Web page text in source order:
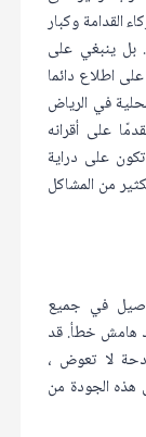
القدامة وكبار
بل ينبغي على
اطلاع دائما
في الرياض
على أقرانه
على دراية
من المشاكل
في جميع
هامش خطأ. قد
لا تعوض ،
هذه الجودة من